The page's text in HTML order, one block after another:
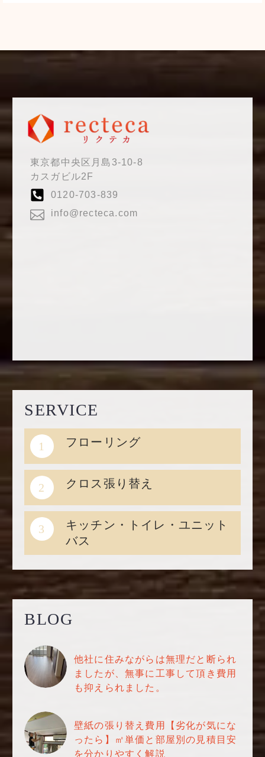
東京都中央区月島3-10-8
カスガビル2F
0120-703-839
info@recteca.com
SERVICE
1 フローリング
2 クロス張り替え
3
キッチン・トイレ・ユニット
バス
BLOG
他社に住みながらは無理だと断られ
ましたが、無事に工事して頂き費用
も抑えられました。
壁紙の張り替え費用【劣化が気にな
ったら】㎡単価と部屋別の見積目安
を分かりやすく解説